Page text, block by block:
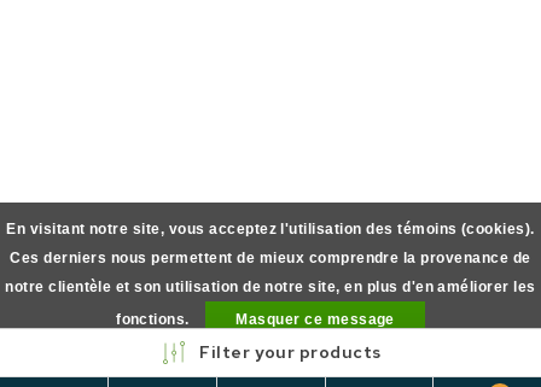
Filter your products
En visitant notre site, vous acceptez l'utilisation des témoins (cookies).
Ces derniers nous permettent de mieux comprendre la provenance de
notre clientèle et son utilisation de notre site, en plus d'en améliorer les
fonctions.
Masquer ce message
En savoir plus sur les témoins (cookies) »